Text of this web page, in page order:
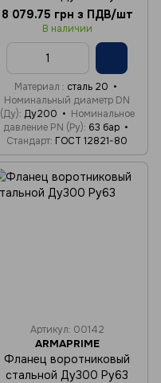
8 079.75 грн з ПДВ/шт
В наличии
Материал
сталь 20
Номинальный диаметр DN
(Ду) Ду200
Номинальное
давление PN (Ру) 63 бар
Стандарт ГОСТ 12821-80
Артикул: 00142
ARMAPRIME
Фланец воротниковый
стальной Ду300 Ру63